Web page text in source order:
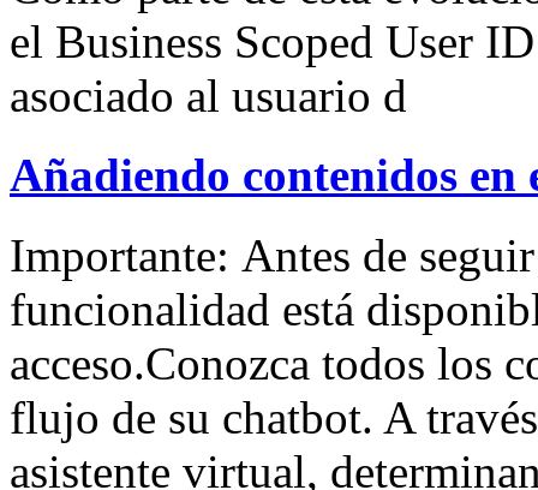
el Business Scoped User
asociado al usuario d
Añadiendo contenidos
Importante: Antes de
funcionalidad está
acceso.Conozca todos los
flujo de su chatbot. A
asistente virtual,